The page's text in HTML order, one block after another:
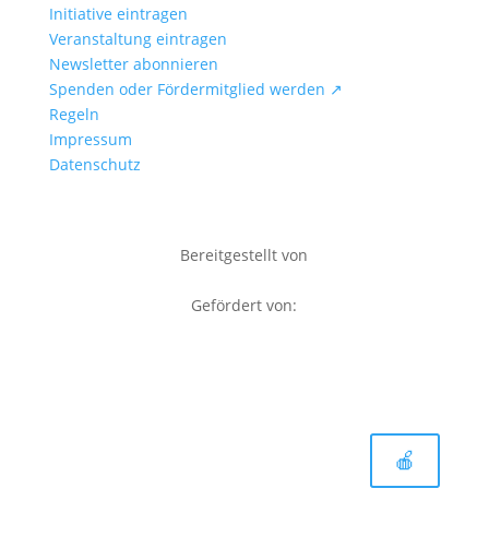
Initiative eintragen
Veranstaltung eintragen
Newsletter abonnieren
Spenden oder Fördermitglied werden ↗
Regeln
Impressum
Datenschutz
Bereitgestellt von
Gefördert von:
🍎